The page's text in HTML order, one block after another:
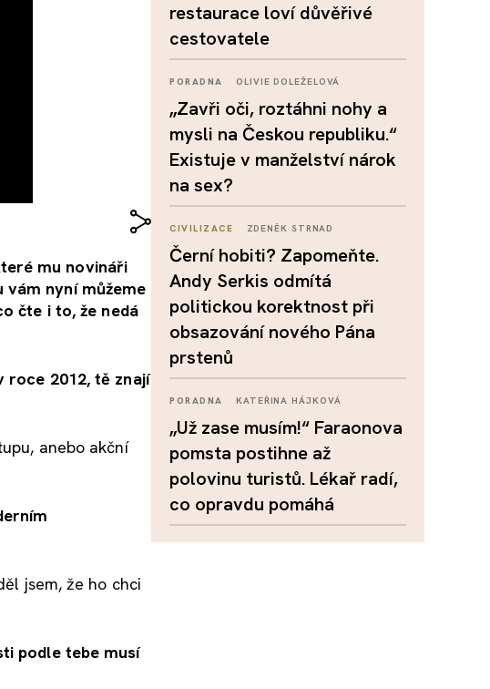
mu novináři
vám nyní můžeme
čte i to, že nedá
roce 2012, tě znají
anebo akční
jsem, že ho chci
podle tebe musí
restaurace loví důvěřivé
cestovatele
PORADNA OLIVIE DOLEŽELOVÁ
„Zavři oči, roztáhni nohy a
mysli na Českou republiku.“
Existuje v manželství nárok
na sex?
CIVILIZACE ZDENĚK STRNAD
Černí hobiti? Zapomeňte.
Andy Serkis odmítá
politickou korektnost při
obsazování nového Pána
prstenů
PORADNA KATEŘINA HÁJKOVÁ
„Už zase musím!“ Faraonova
pomsta postihne až
polovinu turistů. Lékař radí,
co opravdu pomáhá